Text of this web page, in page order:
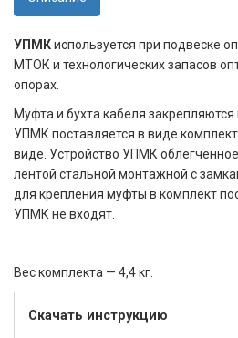
УПМКиспользуется при подвеске
МТОК и технологических запасов
опорах.
Муфта и бухта кабеля закрепляются
УПМК поставляется в виде
виде. Устройство УПМК
лентой стальной монтажной с
для крепления муфты в комплект
УПМК не входят.
Вес комплекта — 4,4 кг.
Скачать инструкцию